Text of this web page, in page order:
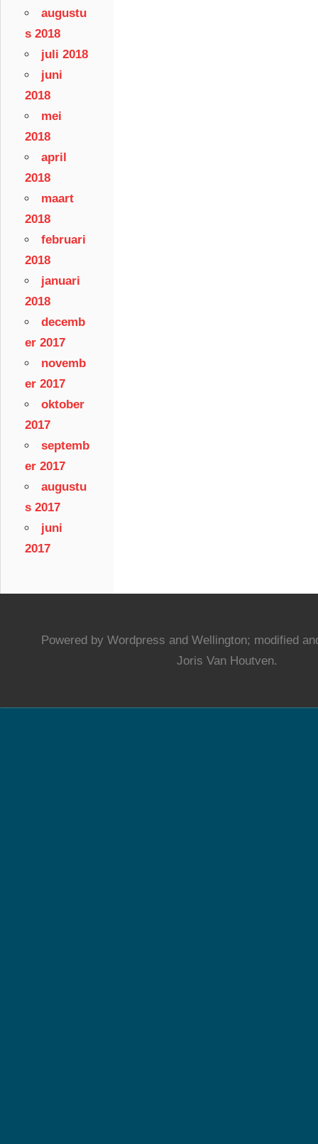
augustu
s 2018
juli 2018
juni
2018
mei
2018
april
2018
maart
2018
februari
2018
januari
2018
decemb
er 2017
novemb
er 2017
oktober
2017
septemb
er 2017
augustu
s 2017
juni
2017
Powered by Wordpress and Wellington; modified
Joris Van Houtven.